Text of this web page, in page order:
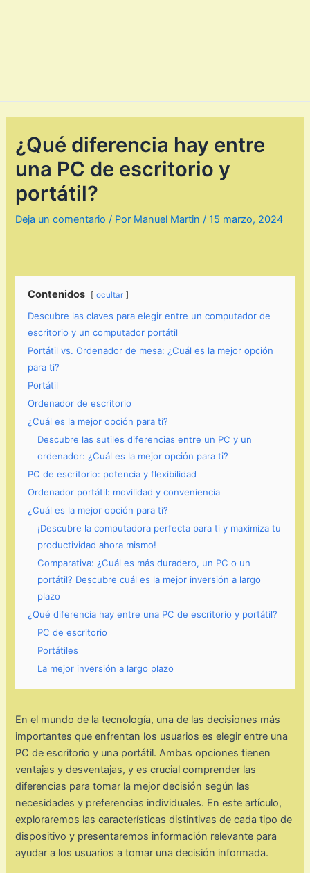
¿Qué diferencia hay entre
una PC de escritorio y
portátil?
Deja un comentario / Por Manuel Martin/15 marzo, 2024
Contenidos ocultar
Descubre las claves para elegir entre un computador de
escritorio y un computador portátil
Portátil vs. Ordenador de mesa: ¿Cuál es la mejor opción
para ti?
Portátil
Ordenador de escritorio
¿Cuál es la mejor opción para ti?
Descubre las sutiles diferencias entre un PC y un
ordenador: ¿Cuál es la mejor opción para ti?
PC de escritorio: potencia y flexibilidad
Ordenador portátil: movilidad y conveniencia
¿Cuál es la mejor opción para ti?
¡Descubre la computadora perfecta para ti y maximiza tu
productividad ahora mismo!
Comparativa: ¿Cuál es más duradero, un PC o un
portátil? Descubre cuál es la mejor inversión a largo
plazo
¿Qué diferencia hay entre una PC de escritorio y portátil?
PC de escritorio
Portátiles
La mejor inversión a largo plazo
En el mundo de la tecnología, una de las decisiones más
importantes que enfrentan los usuarios es elegir entre una
PC de escritorio y una portátil. Ambas opciones tienen
ventajas y desventajas, y es crucial comprender las
diferencias para tomar la mejor decisión según las
necesidades y preferencias individuales. En este artículo,
exploraremos las características distintivas de cada tipo de
dispositivo y presentaremos información relevante para
ayudar a los usuarios a tomar una decisión informada.